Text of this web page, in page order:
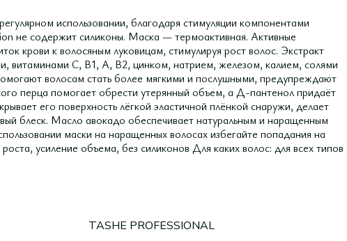
использовании, благодаря стимуляции компонентами
не содержит силиконы. Маска — термоактивная. Активные
крови к волосяным луковицам, стимулируя рост волос. Экстракт
витаминами С, В1, А, В2, цинком, натрием, железом, калием, солями
волосам стать более мягкими и послушными, предупреждают
перца помогает обрести утерянный объем, а Д-пантенол придаёт
его поверхность лёгкой эластичной плёнкой снаружи, делает
блеск. Масло авокадо обеспечивает натуральным и наращенным
маски на наращенных волосах избегайте попадания на
усиление объема, без силиконов Для каких волос: для всех типов
TASHE PROFESSIONAL